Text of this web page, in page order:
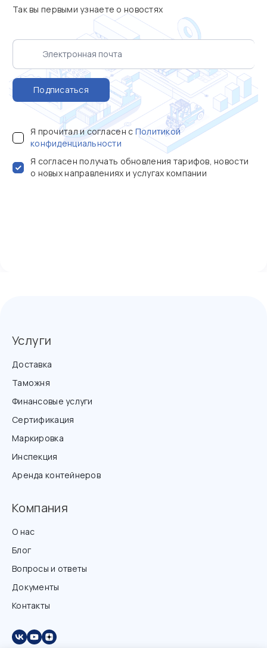
Так вы первыми узнаете о новостях
Подписаться
Я прочитал и согласен с Политикой
конфиденциальности
Я согласен получать обновления тарифов, новости
о новых направлениях и услугах компании
Услуги
Доставка
Таможня
Финансовые услуги
Сертификация
Маркировка
Инспекция
Аренда контейнеров
Компания
О нас
Блог
Вопросы и ответы
Документы
Контакты